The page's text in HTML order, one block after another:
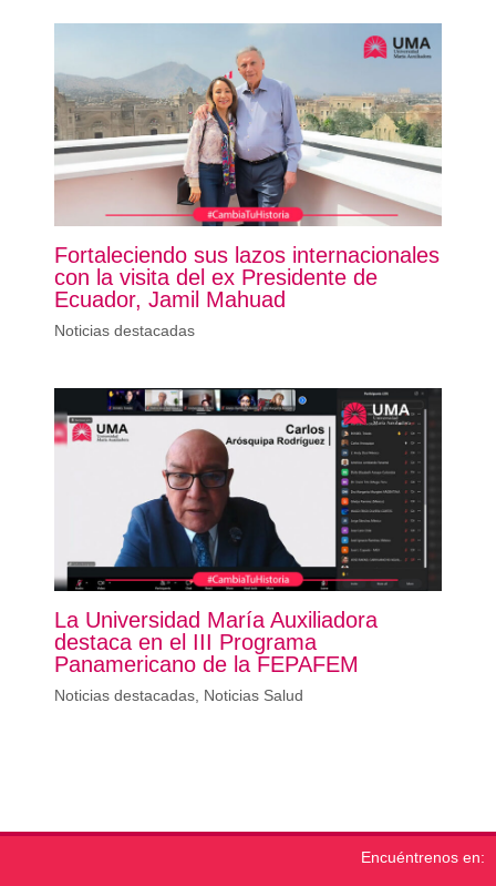
Fortaleciendo sus lazos internacionales
con la visita del ex Presidente de
Ecuador, Jamil Mahuad
Noticias destacadas
La Universidad María Auxiliadora
destaca en el III Programa
Panamericano de la FEPAFEM
Noticias destacadas, Noticias Salud
Encuéntrenos en: